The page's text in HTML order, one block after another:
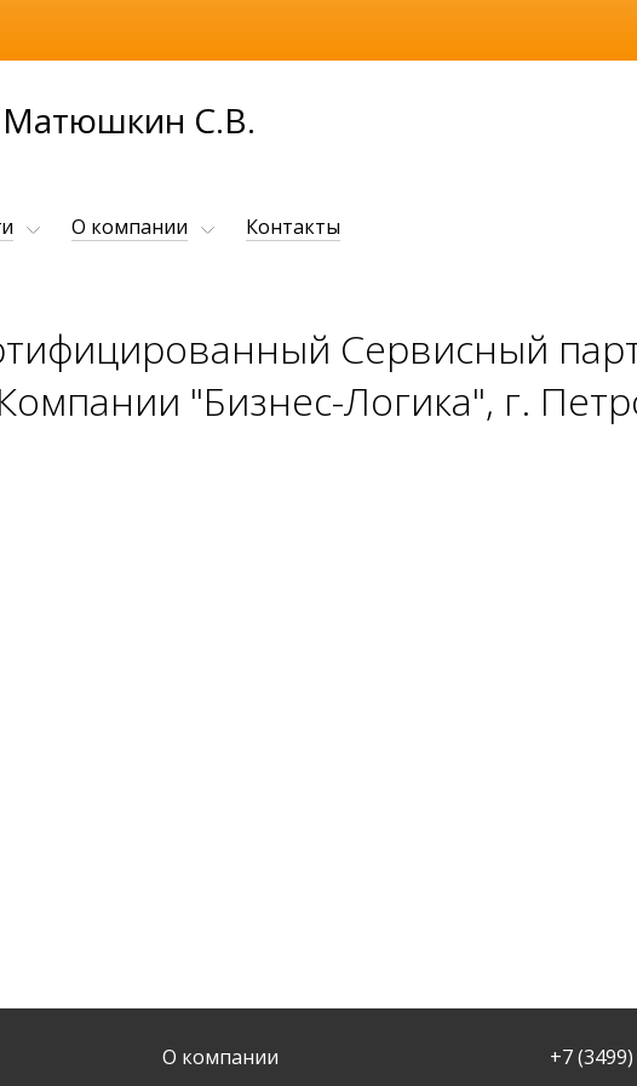
С.В.
О компании Контакты
Сервисный
"Бизнес-Логика", г.
О компании
+7